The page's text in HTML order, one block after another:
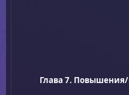
Глава 7.